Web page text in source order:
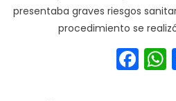
presentaba graves riesgos
procedimiento se